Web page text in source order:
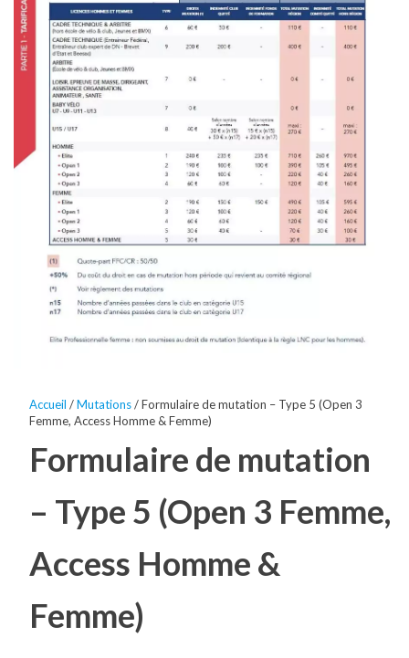
2 FEMME) ARBITRE)
Accueil /Mutations/ Formulaire de mutation – Type 5 (Open 3
Femme, Access Homme & Femme)
Formulaire de mutation
– Type 5 (Open 3 Femme,
Access Homme &
Femme)